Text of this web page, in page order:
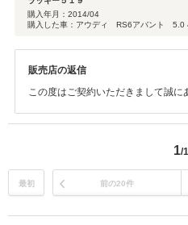
ゆっくりと、せかされる感じも無く、
イツ、イタリア車を扱う販売店は往々
無く相談できる雰囲気を感じました。 赤ちゃんを連れての来店でしたが、非
常に気に掛けて頂き、妻も大変喜んでおりました。 本日
購入年月： 2014/04
購入した車：アウディ RS6アバント 5.0
販売店の返信
この度はご契約いただきまして誠
ことと存じます。 またこのような
事を、車も、私共も大変嬉しく安心
いましたら是非ご連絡下さいませ。
1/1
最初 前の20件